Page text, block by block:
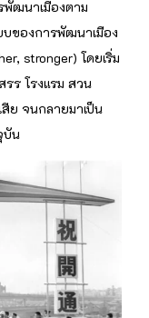
พัฒนาเมืองตาม
ของการพัฒนาเมือง
stronger) โดยเริ่ม
ร โรงแรม สวน
ย จนกลายมาเป็น
บัน